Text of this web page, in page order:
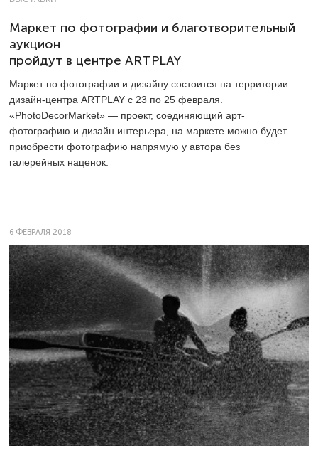
Маркет по фотографии и благотворительный
аукцион
пройдут в центре ARTPLAY
Маркет по фотографии и дизайну состоится на территории
дизайн-центра ARTPLAY с 23 по 25 февраля.
«PhotoDecorMarket» — проект, соединяющий арт-
фотографию и дизайн интерьера, на маркете можно будет
приобрести фотографию напрямую у автора без
галерейных наценок.
6 ФЕВРАЛЯ 2018